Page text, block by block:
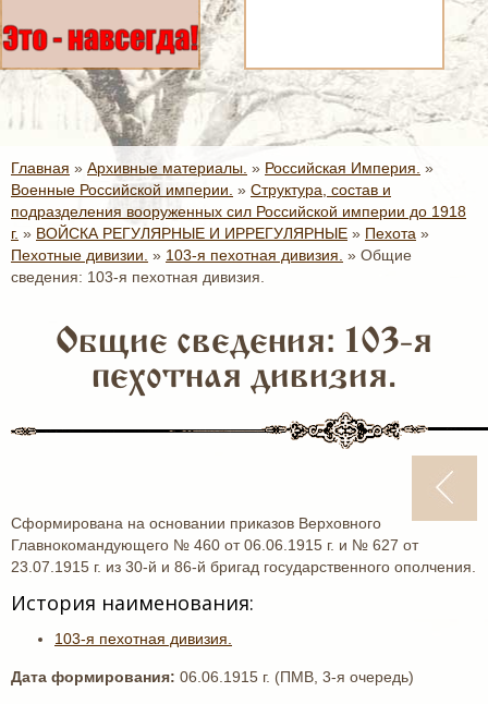
Главная » Архивные материалы. » Российская Империя. »
Военные Российской империи. » Структура, состав и
подразделения вооруженных сил Российской империи до 1918
г. » ВОЙСКА РЕГУЛЯРНЫЕ И ИРРЕГУЛЯРНЫЕ » Пехота »
Пехотные дивизии. » 103-я пехотная дивизия. » Общие
сведения: 103-я пехотная дивизия.
Общие сведения: 103-я
пехотная дивизия.
Сформирована на основании приказов Верховного
Главнокомандующего № 460 от 06.06.1915 г. и № 627 от
23.07.1915 г. из 30-й и 86-й бригад государственного ополчения.
История наименования:
103-я пехотная дивизия.
Дата формирования: 06.06.1915 г. (ПМВ, 3-я очередь)